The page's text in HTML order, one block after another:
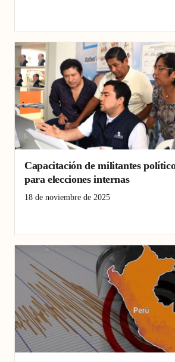
Capacitación de militantes
para elecciones internas
18 de noviembre de 2025